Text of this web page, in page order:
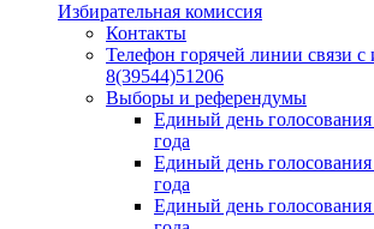
Избирательная комиссия
Контакты
Телефон горячей линии связи с
8(39544)51206
Выборы и референдумы
Единый день голосования
года
Единый день голосования
года
Единый день голосования